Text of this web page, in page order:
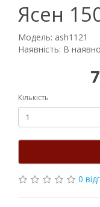
Ясен
Модель: ash1121
Наявність: В
Кількість
0